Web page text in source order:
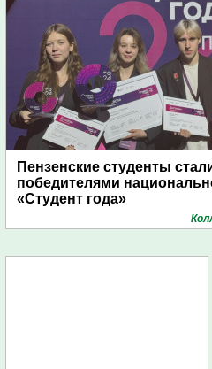
Пензенские студенты
победителями
«Студент года»